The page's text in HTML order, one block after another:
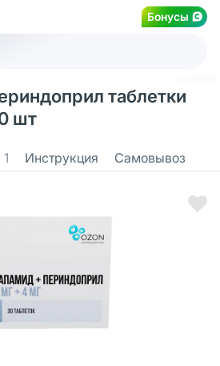
Бонусы
таблетки
шт
1 Инструкция Самовывоз